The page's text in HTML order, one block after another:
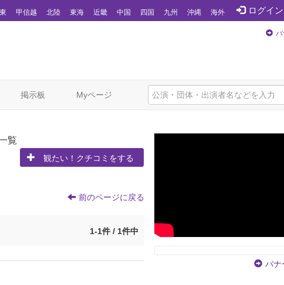
ログイン
甲信越 北陸 東海 近畿 中国 四国 九州 沖縄 海外
掲示板 Myページ
覧
観たい！クチコミをする
前のページに戻る
1-1件 / 1件中
バナ